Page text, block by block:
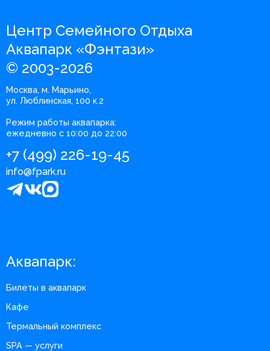
Центр Семейного Отдыха
Аквапарк «Фэнтази»
© 2003-2026
Москва, м. Марьино,
ул. Люблинская, 100 к.2
Режим работы аквапарка:
ежедневно с 10:00 до 22:00
+7 (499) 226-19-45
info@fpark.ru
Аквапарк:
Билеты в аквапарк
Кафе
Термальный комплекс
SPA — услуги